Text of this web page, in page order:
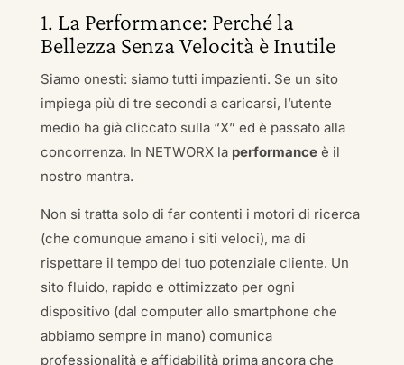
1. La Performance: Perché la
Bellezza Senza Velocità è Inutile
Siamo onesti: siamo tutti impazienti. Se un sito
impiega più di tre secondi a caricarsi, l’utente
medio ha già cliccato sulla “X” ed è passato alla
concorrenza. In NETWORX la performanceè il
nostro mantra.
Non si tratta solo di far contenti i motori di ricerca
(che comunque amano i siti veloci), ma di
rispettare il tempo del tuo potenziale cliente. Un
sito fluido, rapido e ottimizzato per ogni
dispositivo (dal computer allo smartphone che
abbiamo sempre in mano) comunica
professionalità e affidabilità prima ancora che